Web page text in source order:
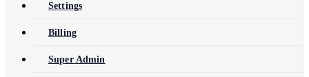
Settings
Billing
Super Admin